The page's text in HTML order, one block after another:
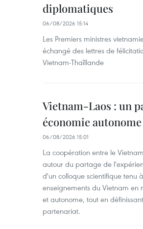
diplomatiques
06/08/2026 15:14
Les Premiers ministres
échangé des lettres de
Vietnam-Thaîllande
Vietnam-Laos : un
économie autonome
06/08/2026 15:01
La coopération entre le
autour du partage de
d'un colloque scientifique tenu
enseignements du Vietnam
et autonome, tout en
partenariat.